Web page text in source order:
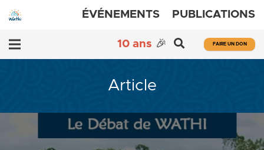
ÉVÉNEMENTS PUBLICATIONS
10 ans 🎉 FAIRE UN DON
Article